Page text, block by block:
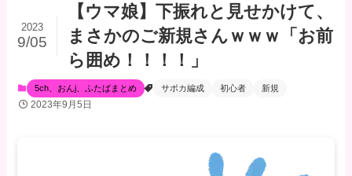
【ウマ娘】下振れと見せかけて、
まさかのご新規さんｗｗｗ「お前
ら囲め！！！！」
2023
9/05
5ch、おんj、ふたばまとめ サポカ編成 初心者 新規
2023年9月5日